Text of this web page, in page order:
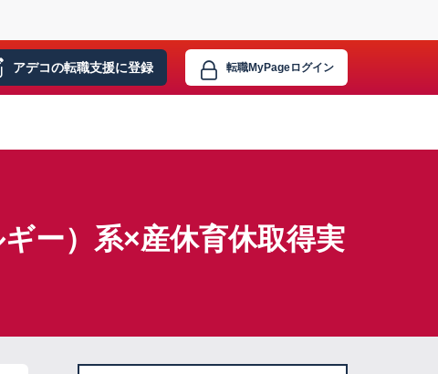
アデコの転職支援に登録 転職MyPageログイン
ー）系×産休育休取得実